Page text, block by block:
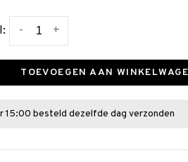
+
-
TOEVOEGEN AAN
15:00 besteld dezelfde dag verzonden